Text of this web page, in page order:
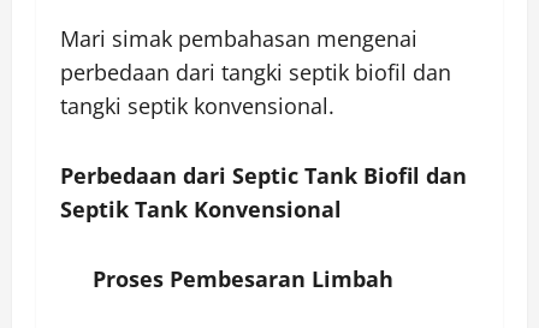
Mari simak pembahasan mengenai
perbedaan dari tangki septik biofil dan
tangki septik konvensional.
Perbedaan dari Septic Tank Biofil dan
Septik Tank Konvensional
Proses Pembesaran Limbah